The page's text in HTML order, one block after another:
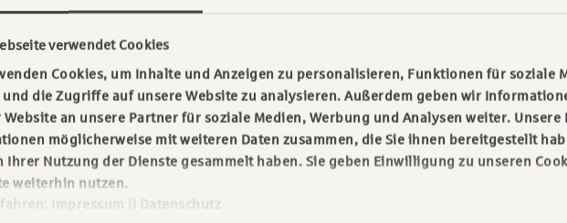
verwendet Cookies
Cookies, um Inhalte und Anzeigen zu personalisieren, Funktionen für soziale
und die Zugriffe auf unsere Website zu analysieren. Außerdem geben wir
Website an unsere Partner für soziale Medien, Werbung und Analysen weiter.
möglicherweise mit weiteren Daten zusammen, die Sie ihnen bereitgestellt
Ihrer Nutzung der Dienste gesammelt haben. Sie geben Einwilligung zu unseren
weiterhin nutzen.
Impressum Datenschutz